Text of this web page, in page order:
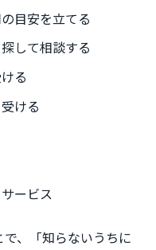
目安を立てる
して相談する
る
ける
ービス
、「知らないうちに